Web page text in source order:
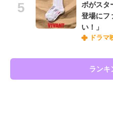
ボがスタ
登場にフ
い！」
ドラマ
ランキ